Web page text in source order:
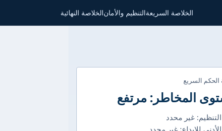
الخلاصة السريعةالتنظيم والأمانالخلاصة النهائية
الحكم السريع
المخاطر: مرتفع
غير محدد